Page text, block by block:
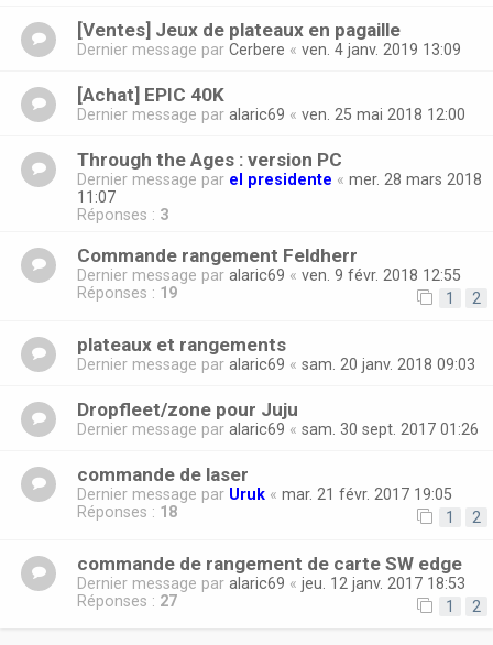
[Ventes] Jeux de plateaux en pagaille
Dernier message par Cerbere « ven. 4 janv. 2019 13:09
[Achat] EPIC 40K
Dernier message par alaric69 « ven. 25 mai 2018 12:00
Through the Ages : version PC
Dernier message par el presidente « mer. 28 mars 2018
11:07
Réponses : 3
Commande rangement Feldherr
Dernier message par alaric69 « ven. 9 févr. 2018 12:55
Réponses : 19 1 2
plateaux et rangements
Dernier message par alaric69 « sam. 20 janv. 2018 09:03
Dropfleet/zone pour Juju
Dernier message par alaric69 « sam. 30 sept. 2017 01:26
commande de laser
Dernier message par Uruk « mar. 21 févr. 2017 19:05
Réponses : 18 1 2
commande de rangement de carte SW edge
Dernier message par alaric69 « jeu. 12 janv. 2017 18:53
Réponses : 27 1 2